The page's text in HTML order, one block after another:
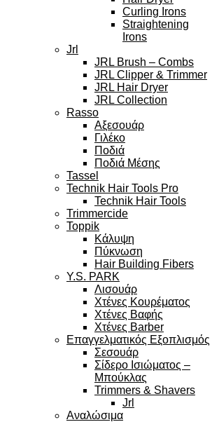
Curling Irons
Straightening
Irons
Jrl
JRL Brush – Combs
JRL Clipper & Trimmer
JRL Hair Dryer
JRL Collection
Rasso
Αξεσουάρ
Γιλέκο
Ποδιά
Ποδιά Μέσης
Tassel
Technik Hair Tools Pro
Technik Hair Tools
Trimmercide
Toppik
Κάλυψη
Πύκνωση
Hair Building Fibers
Y.S. PARK
Λισουάρ
Χτένες Κουρέματος
Χτένες Βαφής
Χτένες Barber
Επαγγελματικός Εξοπλισμός
Σεσουάρ
Σίδερο Ισιώματος –
Μπούκλας
Trimmers & Shavers
Jrl
Αναλώσιμα